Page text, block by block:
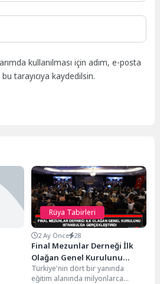
kullanılması için adım, e-posta
tarayıcıya kaydedilsin.
Rüya Tabirleri
2 Ay Önce 28
Final Mezunlar Derneği İlk
Olağan Genel Kurulunu
İstanbul’da Gerçekleştirdi
Türkiye'nin dört bir yanında
eğitim alanında milyonlarca